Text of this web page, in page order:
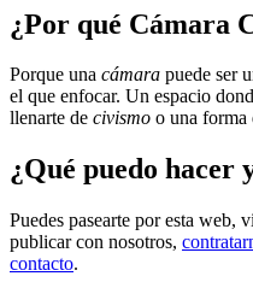
¿Por qué Cámara
Porque una cámara puede ser
el que enfocar. Un espacio
llenarte de civismo o una forma
¿Qué puedo hacer
Puedes pasearte por esta web,
publicar con nosotros,
contacto.